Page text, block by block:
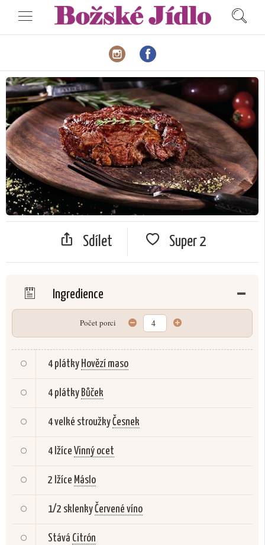
Sdílet Super 2
Ingredience
Počet porci
4 plátky Hovězí maso
4 plátky Bůček
4 velké stroužkyČesnek
4 lžíce Vinný ocet
2 lžíce Máslo
1/2 sklenkyČervené víno
Stává Citrón